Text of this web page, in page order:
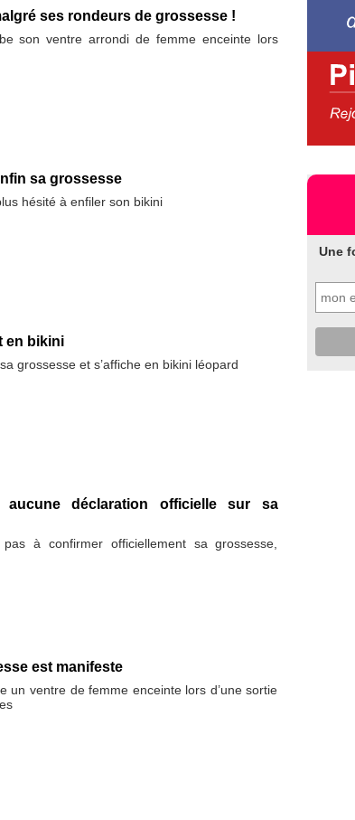
ses rondeurs de grossesse !
son ventre arrondi de femme enceinte lors
sa grossesse
hésité à enfiler son bikini
en bikini
grossesse et s’affiche en bikini léopard
déclaration officielle sur sa
à confirmer officiellement sa grossesse,
est manifeste
un ventre de femme enceinte lors d’une sortie
Une